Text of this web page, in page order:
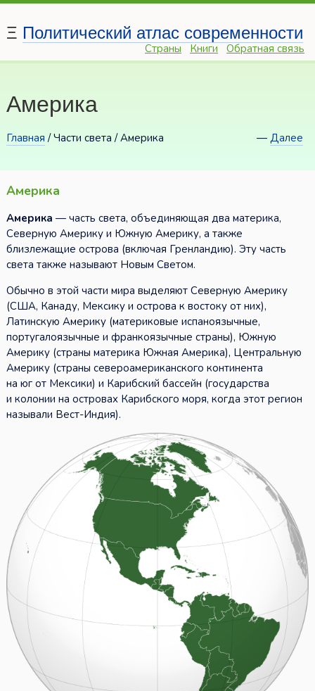
Ξ Политический атлас современности
Страны Книги Обратная связь
Америка
Главная /Части света / Америка —Далее
Америка
Америка — часть света, объединяющая два материка,
Северную Америку и Южную Америку, а также
близлежащие острова (включая Гренландию). Эту часть
света также называют Новым Светом.
Обычно в этой части мира выделяют Северную Америку
(США, Канаду, Мексику и острова к востоку от них),
Латинскую Америку (материковые испаноязычные,
португалоязычные и франкоязычные страны), Южную
Америку (страны материка Южная Америка), Центральную
Америку (страны североамериканского континента
на юг от Мексики) и Карибский бассейн (государства
и колонии на островах Карибского моря, когда этот регион
называли Вест-Индия).